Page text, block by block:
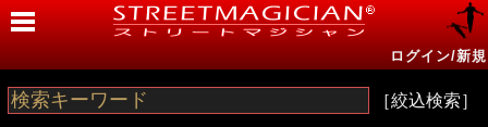
ログイン/新規
［絞込検索］